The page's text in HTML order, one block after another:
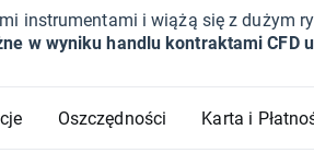
instrumentami i wiążą się z
w wyniku handlu kontraktami CFD
Oszczędności Karta i